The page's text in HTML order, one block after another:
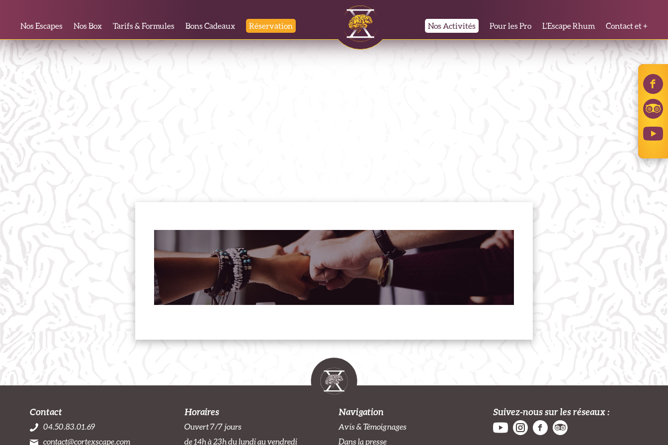
Nos Escapes Nos Box Tarifs & Formules Bons Cadeaux Réservation Nos Activités Pour les Pro L’Escape Rhum Contact et +
Contact
04.50.83.01.69
contact@cortexscape.com
Horaires
Ouvert 7/7 jours
de 14h à 23h du lundi au vendredi
Navigation
Avis & Témoignages
Dans la presse
Suivez-nous sur les réseaux :